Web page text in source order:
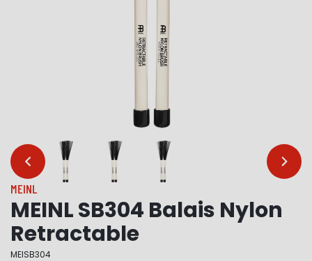
… …
MEINL
MEINL SB304 Balais Nylon
Retractable
MEISB304